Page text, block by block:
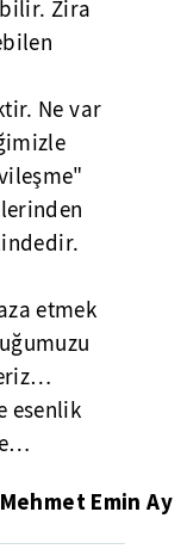
Zira
Ne var
etmek
esenlik
Mehmet Emin Ay